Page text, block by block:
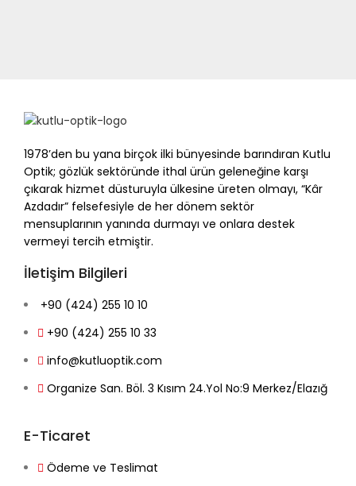
1978’den bu yana birçok ilki bünyesinde barındıran Kutlu
Optik; gözlük sektöründe ithal ürün geleneğine karşı
çıkarak hizmet düsturuyla ülkesine üreten olmayı, “Kâr
Azdadır” felsefesiyle de her dönem sektör
mensuplarının yanında durmayı ve onlara destek
vermeyi tercih etmiştir.
İletişim Bilgileri
+90 (424) 255 10 10
+90 (424) 255 10 33
info@kutluoptik.com
Organize San. Böl. 3 Kısım 24.Yol No:9 Merkez/Elazığ
E-Ticaret
Ödeme ve Teslimat